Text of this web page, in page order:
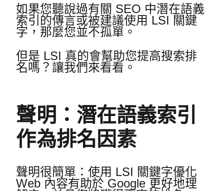
如果您聽說過有關 SEO 中潛在語義
索引的傳言或被建議使用 LSI 關鍵
字，那麼您並不孤單。
但是 LSI 真的會幫助您提高搜索排
名嗎？ 讓我們來看看。
聲明：潛在語義索引
作為排名因素
聲明很簡單：使用 LSI 關鍵字優化
Web 內容有助於 Google 更好地理